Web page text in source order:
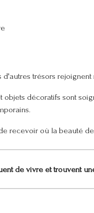
trésors
objets décoratifs sont
recevoir où la beauté
de vivre et trouvent